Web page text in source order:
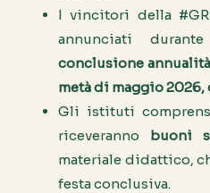
I vincitori della
annunciati
conclusione
metà di maggio
Gli istituti
riceveranno buoni
materiale didattico,
festa conclusiva.